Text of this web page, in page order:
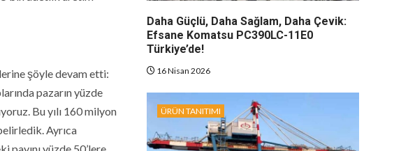
şöyle devam etti:
pazarın yüzde
Bu yılı 160 milyon
Ayrıca
Daha Güçlü, Daha Sağlam, Daha Çevik:
Efsane Komatsu PC390LC-11E0
Türkiye’de!
16 Nisan 2026
ÜRÜN TANITIMI